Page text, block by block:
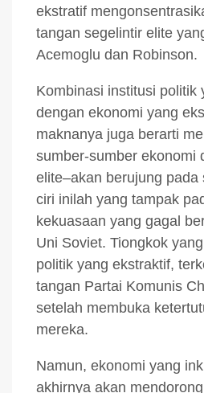
ekstratif
tangan segelintir elite
Acemoglu dan Robinson.
Kombinasi institusi politik
dengan ekonomi yang
maknanya juga berarti
sumber-sumber ekonomi
elite–akan berujung pada
ciri inilah yang tampak
kekuasaan yang gagal
Uni Soviet. Tiongkok
politik yang ekstraktif,
tangan Partai Komunis
setelah membuka
mereka.
Namun, ekonomi yang
akhirnya akan